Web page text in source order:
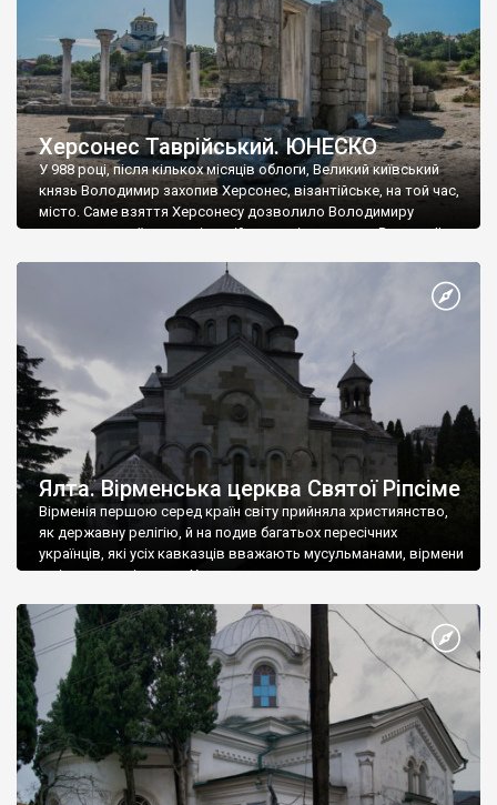
Херсонес Таврійський. ЮНЕСКО
У 988 році, після кількох місяців облоги, Великий київський
князь Володимир захопив Херсонес, візантійське, на той час,
місто. Саме взяття Херсонесу дозволило Володимиру
диктувати свої умови візантійському імператору Василю ІІ, та
Херсонесі Володимир-язичник, став Василем-християнином.
А потім було Хрещення Русі. На честь Херсонесу Таврійського
Ялта. Вірменська церква Святої Ріпсіме
Вірменія першою серед країн світу прийняла християнство,
як державну релігію, й на подив багатьох пересічних
українців, які усіх кавказців вважають мусульманами, вірмени
є відданими вірянами Христа